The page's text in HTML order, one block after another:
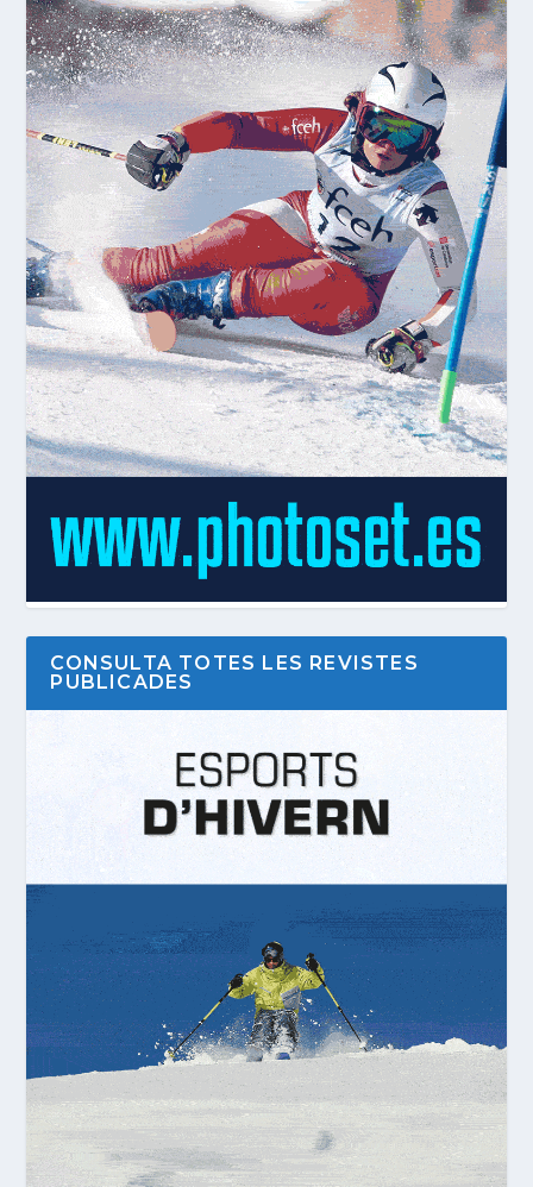
CONSULTA TOTES LES REVISTES
PUBLICADES